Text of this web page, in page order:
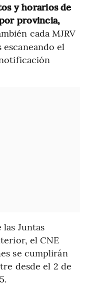
y horarios de
provincia,
cada MJRV
el
Juntas
el CNE
se cumplirán
desde el 2 de